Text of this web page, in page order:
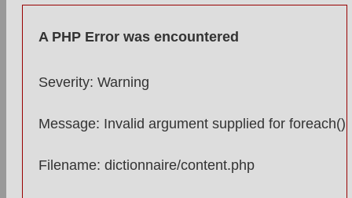
A PHP Error was encountered
Severity: Warning
Message: Invalid argument supplied for foreach()
Filename: dictionnaire/content.php